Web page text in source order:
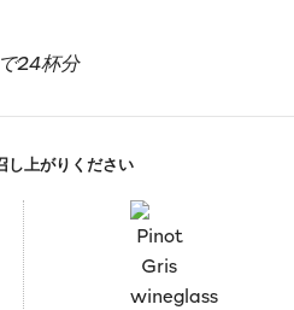
24杯分
し上がりください